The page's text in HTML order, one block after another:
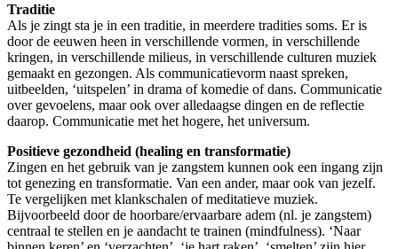
Traditie
Als je zingt sta je in een traditie, in meerdere tradities soms. Er is
door de eeuwen heen in verschillende vormen, in verschillende
kringen, in verschillende milieus, in verschillende culturen muziek
gemaakt en gezongen. Als communicatievorm naast spreken,
uitbeelden, ‘uitspelen’ in drama of komedie of dans. Communicatie
over gevoelens, maar ook over alledaagse dingen en de reflectie
daarop. Communicatie met het hogere, het universum.
Positieve gezondheid (healing en transformatie)
Zingen en het gebruik van je zangstem kunnen ook een ingang zijn
tot genezing en transformatie. Van een ander, maar ook van jezelf.
Te vergelijken met klankschalen of meditatieve muziek.
Bijvoorbeeld door de hoorbare/ervaarbare adem (nl. je zangstem)
centraal te stellen en je aandacht te trainen (mindfulness). ‘Naar